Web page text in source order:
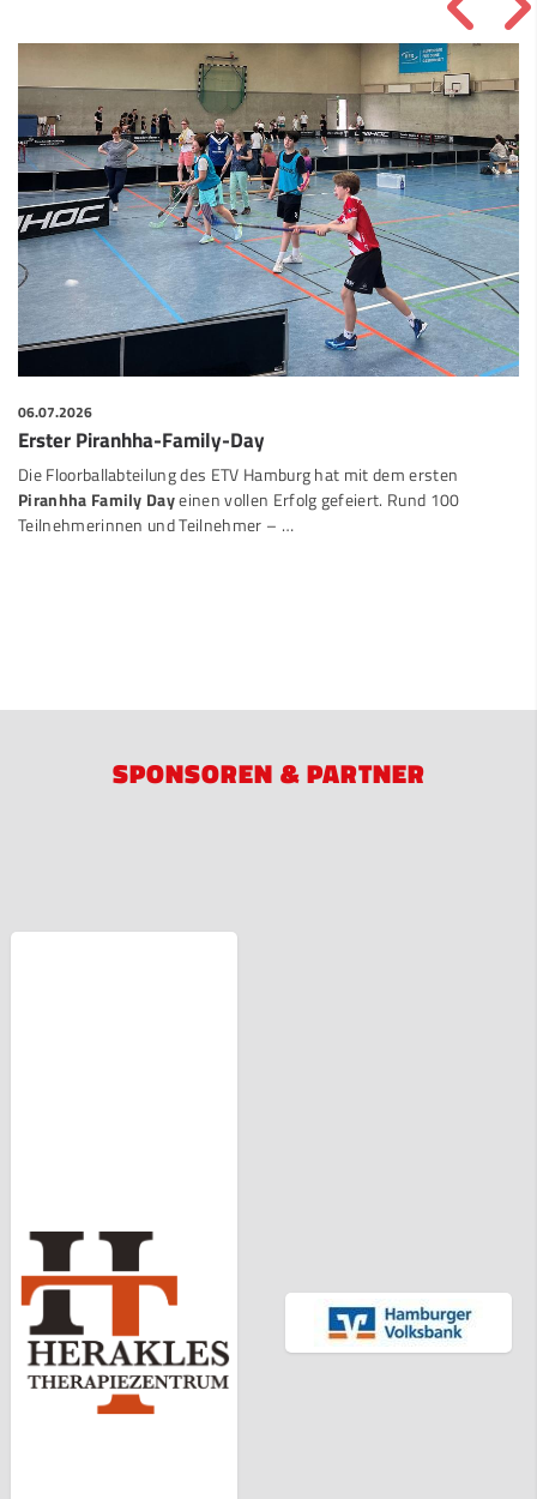
06.07.2026
Erster Piranhha-Family-Day
Die Floorballabteilung des ETV Hamburg hat mit dem ersten
Piranhha Family Dayeinen vollen Erfolg gefeiert. Rund 100
Teilnehmerinnen und Teilnehmer – …
SPONSOREN & PARTNER